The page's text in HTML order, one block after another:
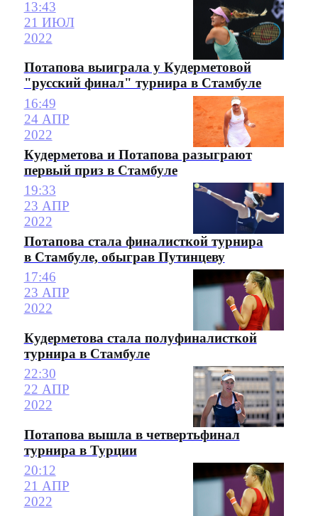
13:43
21 ИЮЛ
2022
Потапова выиграла у Кудерметовой
"русский финал" турнира в Стамбуле
16:49
24 АПР
2022
Кудерметова и Потапова разыграют
первый приз в Стамбуле
19:33
23 АПР
2022
Потапова стала финалисткой турнира
в Стамбуле, обыграв Путинцеву
17:46
23 АПР
2022
Кудерметова стала полуфиналисткой
турнира в Стамбуле
22:30
22 АПР
2022
Потапова вышла в четвертьфинал
турнира в Турции
20:12
21 АПР
2022